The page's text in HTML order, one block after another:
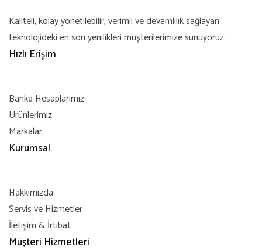
Kaliteli, kolay yönetilebilir, verimli ve devamlılık sağlayan
teknolojideki en son yenilikleri müşterilerimize sunuyoruz.
Hızlı Erişim
Banka Hesaplarımız
Ürünlerimiz
Markalar
Kurumsal
Hakkımızda
Servis ve Hizmetler
İletişim & İrtibat
Müşteri Hizmetleri